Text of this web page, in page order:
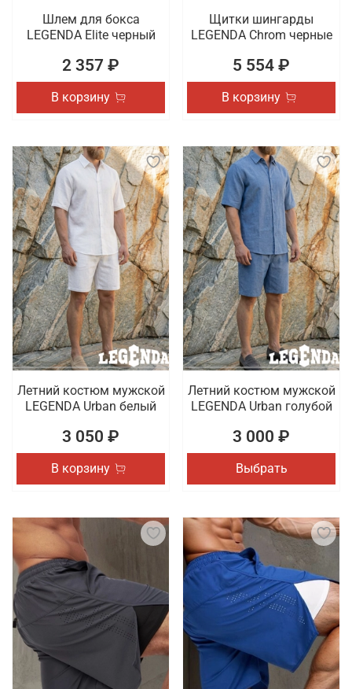
Шлем для бокса
LEGENDA Elite черный
2 357 ₽
В корзину
Щитки шингарды
LEGENDA Chrom черные
5 554 ₽
В корзину
Летний костюм мужской
LEGENDA Urban белый
3 050 ₽
В корзину
Летний костюм мужской
LEGENDA Urban голубой
3 000 ₽
Выбрать